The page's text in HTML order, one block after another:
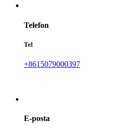
Telefon
Tel
+8615079000397
E-posta